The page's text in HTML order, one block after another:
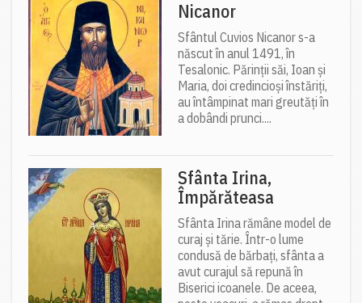
Nicanor
Sfântul Cuvios Nicanor s-a
născut în anul 1491, în
Tesalonic. Părinții săi, Ioan și
Maria, doi credincioși înstăriți,
au întâmpinat mari greutăți în
a dobândi prunci....
Sfânta Irina,
Împărăteasa
Sfânta Irina rămâne model de
curaj și tărie. Într-o lume
condusă de bărbați, sfânta a
avut curajul să repună în
Biserici icoanele. De aceea,